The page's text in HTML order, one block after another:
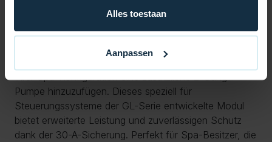
Alles toestaan
Aanpassen
anderen Modellen oder Serien von Balboa.
Zusammenfassung:
Das Balboa Exp Board Relay 30 Ampere für 2-Gang-
Pumpe bietet eine einfache und sichere Möglichkeit,
Pumpe hinzuzufügen. Dieses speziell für
Steuerungssysteme der GL-Serie entwickelte Modul
bietet erweiterte Leistung und zuverlässigen Schutz
dank der 30-A-Sicherung. Perfekt für Spa-Besitzer, die